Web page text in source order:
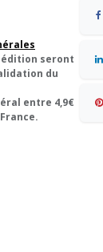
seront
du
entre 4,9€